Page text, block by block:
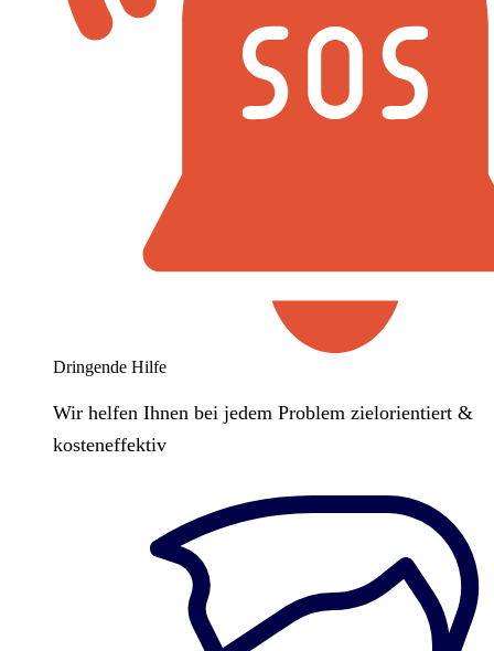
Dringende Hilfe
Wir helfen Ihnen bei jedem Problem zielorientiert &
kosteneffektiv